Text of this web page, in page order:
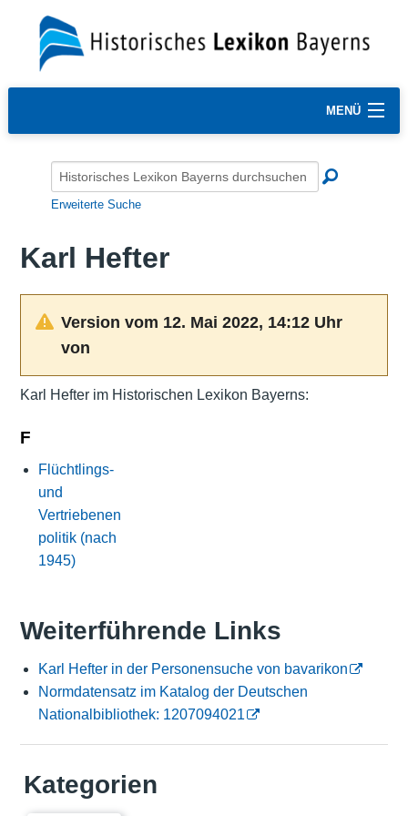
MENÜ
Erweiterte Suche
Karl Hefter
Version vom 12. Mai 2022, 14:12 Uhr
von
Karl Hefter im Historischen Lexikon Bayerns:
F
Flüchtlings-
und
Vertriebenen
politik (nach
1945)
Weiterführende Links
Karl Hefter in der Personensuche von bavarikon
Normdatensatz im Katalog der Deutschen
Nationalbibliothek: 1207094021
Kategorien